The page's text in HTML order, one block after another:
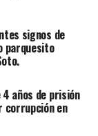
signos de
parquesito
4 años de prisión
corrupción en